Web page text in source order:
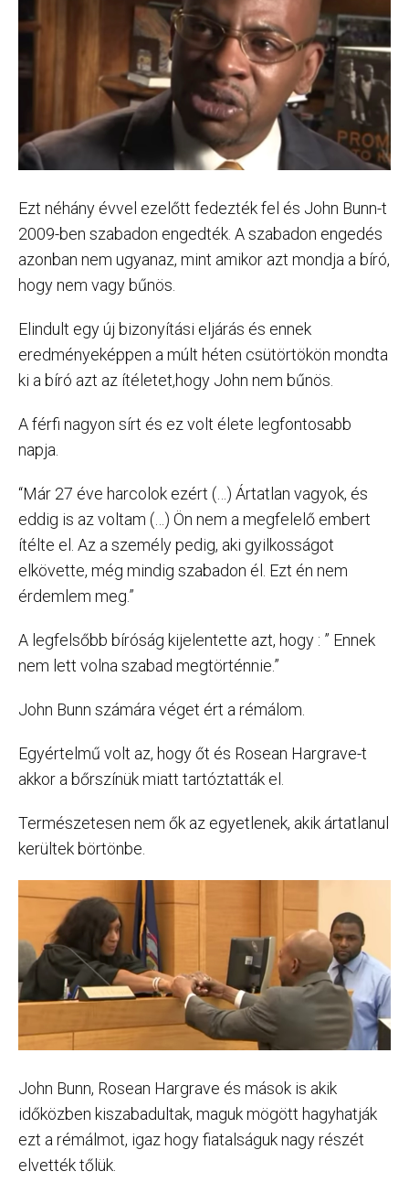
Ezt néhány évvel ezelőtt fedezték fel és John Bunn-t
2009-ben szabadon engedték. A szabadon engedés
azonban nem ugyanaz, mint amikor azt mondja a bíró,
hogy nem vagy bűnös.
Elindult egy új bizonyítási eljárás és ennek
eredményeképpen a múlt héten csütörtökön mondta
ki a bíró azt az ítéletet,hogy John nem bűnös.
A férfi nagyon sírt és ez volt élete legfontosabb
napja.
“Már 27 éve harcolok ezért (…) Ártatlan vagyok, és
eddig is az voltam (…) Ön nem a megfelelő embert
ítélte el. Az a személy pedig, aki gyilkosságot
elkövette, még mindig szabadon él. Ezt én nem
érdemlem meg.”
A legfelsőbb bíróság kijelentette azt, hogy : ” Ennek
nem lett volna szabad megtörténnie.”
John Bunn számára véget ért a rémálom.
Egyértelmű volt az, hogy őt és Rosean Hargrave-t
akkor a bőrszínük miatt tartóztatták el.
Természetesen nem ők az egyetlenek, akik ártatlanul
kerültek börtönbe.
John Bunn, Rosean Hargrave és mások is akik
időközben kiszabadultak, maguk mögött hagyhatják
ezt a rémálmot, igaz hogy fiatalságuk nagy részét
elvették tőlük.